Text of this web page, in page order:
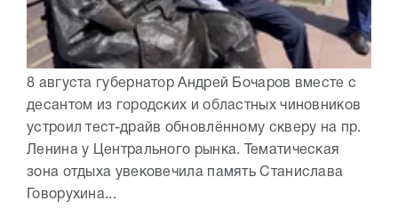
8 августа губернатор Андрей Бочаров вместе с
десантом из городских и областных чиновников
устроил тест-драйв обновлённому скверу на пр.
Ленина у Центрального рынка. Тематическая
зона отдыха увековечила память Станислава
Говорухина...